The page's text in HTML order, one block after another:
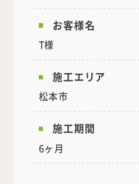
お客様名
T様
施工エリア
松本市
施工期間
6ヶ月